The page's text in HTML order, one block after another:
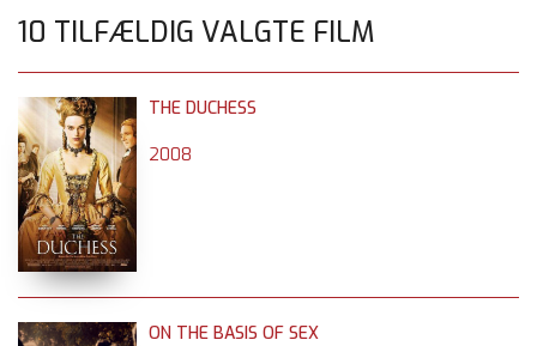
10 TILFÆLDIG VALGTE FILM
THE DUCHESS
2008
ON THE BASIS OF SEX